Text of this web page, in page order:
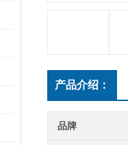
产品介绍：
品牌